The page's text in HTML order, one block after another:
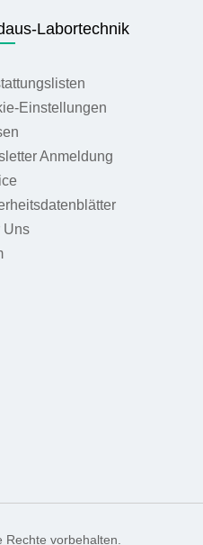
Labortechnik
Einstellungen
Anmeldung
Uns
Rechte vorbehalten.